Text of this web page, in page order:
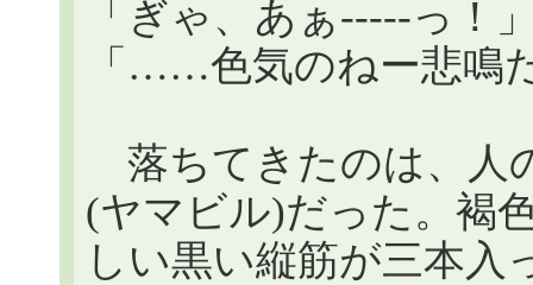
「ぎゃ、あぁ-----っ！
「……色気のねー悲鳴
落ちてきたのは、人
(ヤマビル)だった。褐
しい黒い縦筋が三本入